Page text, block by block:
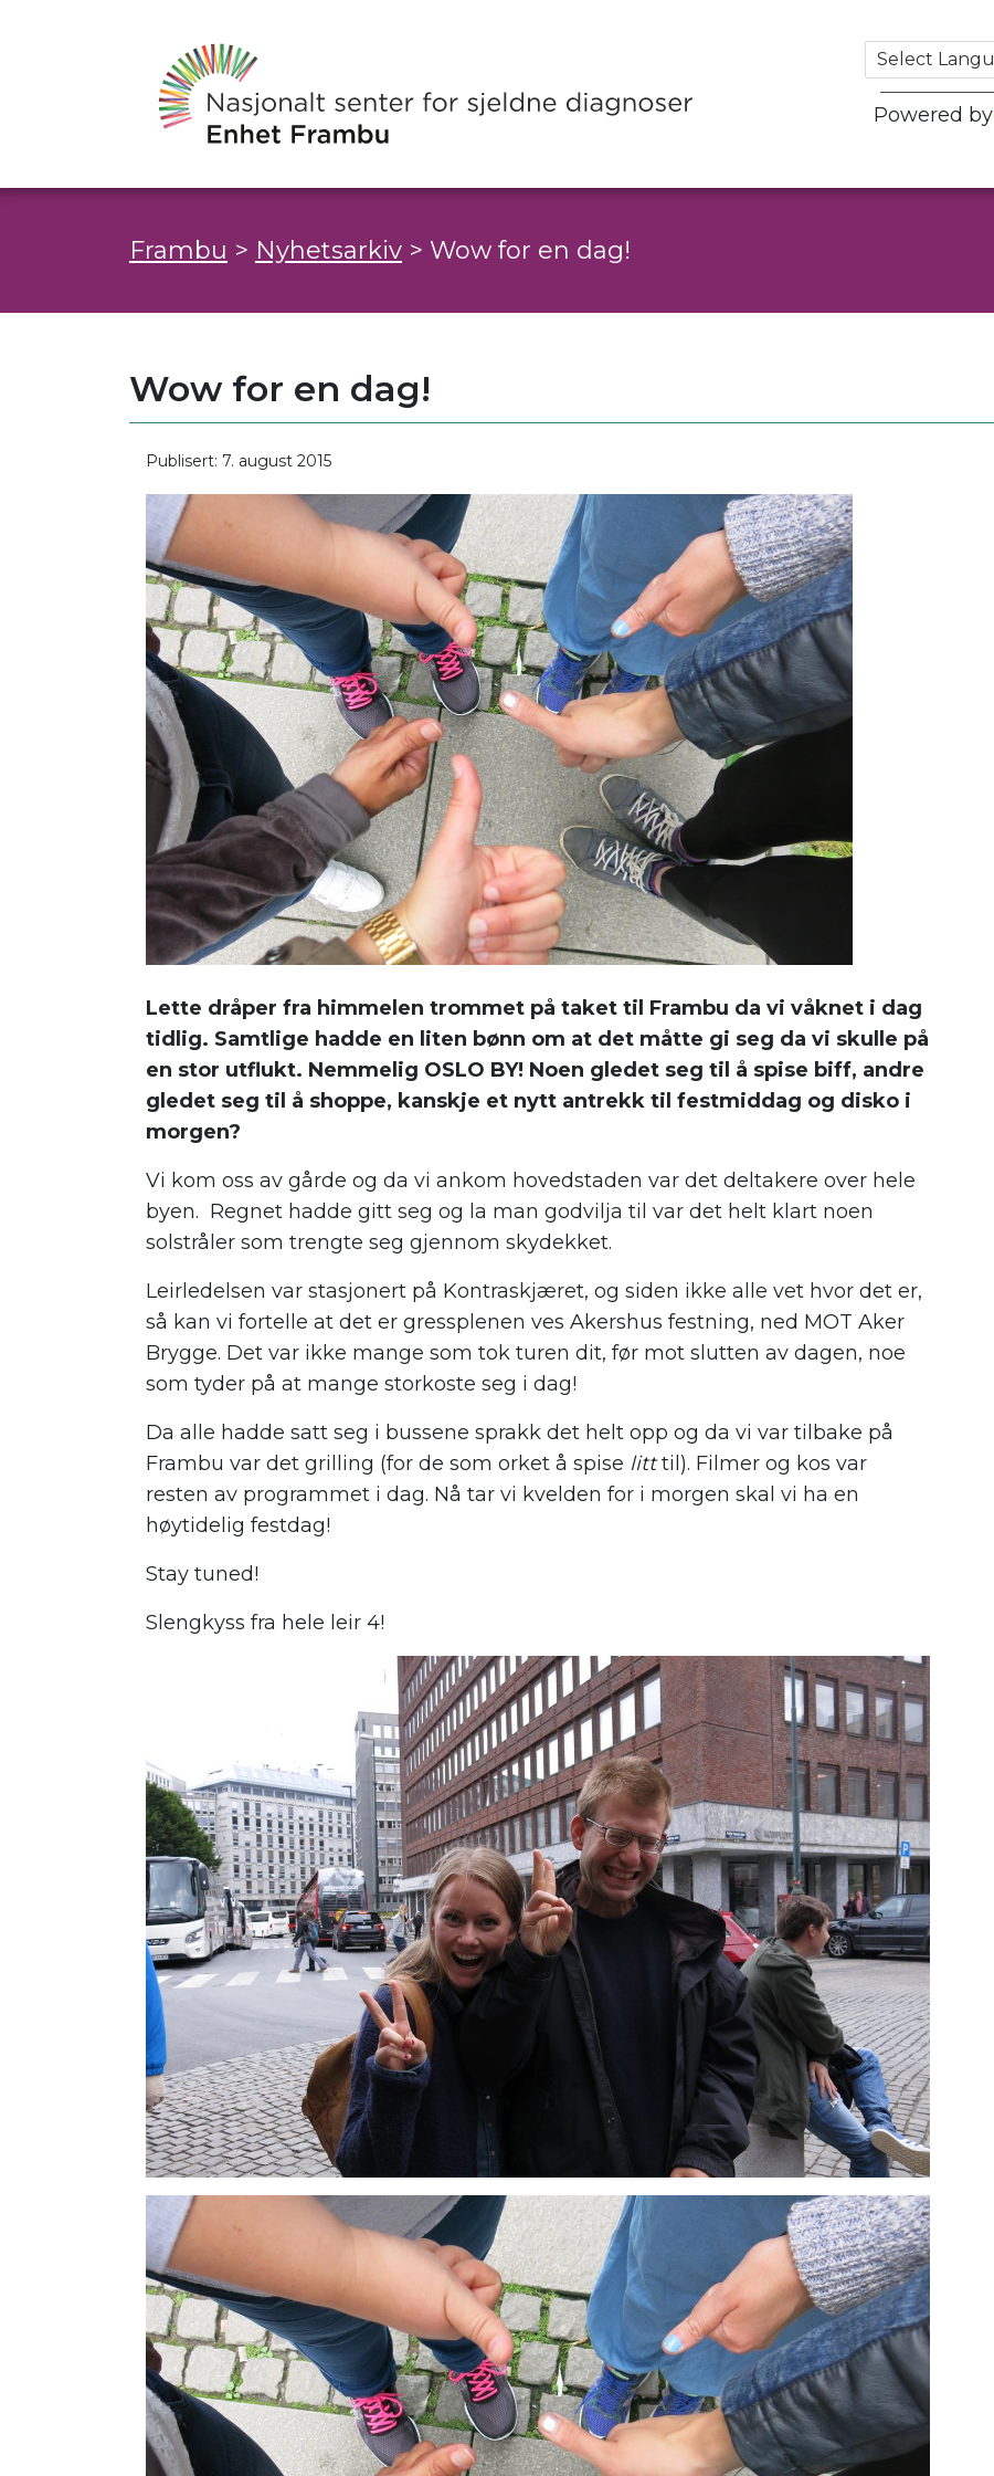
Powered by
Frambu > Nyhetsarkiv > Wow for en dag!
Wow for en dag!
Publisert: 7. august 2015
Lette dråper fra himmelen trommet på taket til Frambu da vi våknet i dag
tidlig. Samtlige hadde en liten bønn om at det måtte gi seg da vi skulle på
en stor utflukt. Nemmelig OSLO BY! Noen gledet seg til å spise biff, andre
gledet seg til å shoppe, kanskje et nytt antrekk til festmiddag og disko i
morgen?
Vi kom oss av gårde og da vi ankom hovedstaden var det deltakere over hele
byen. Regnet hadde gitt seg og la man godvilja til var det helt klart noen
solstråler som trengte seg gjennom skydekket.
Leirledelsen var stasjonert på Kontraskjæret, og siden ikke alle vet hvor det er,
så kan vi fortelle at det er gressplenen ves Akershus festning, ned MOT Aker
Brygge. Det var ikke mange som tok turen dit, før mot slutten av dagen, noe
som tyder på at mange storkoste seg i dag!
Da alle hadde satt seg i bussene sprakk det helt opp og da vi var tilbake på
Frambu var det grilling (for de som orket å spise litttil). Filmer og kos var
resten av programmet i dag. Nå tar vi kvelden for i morgen skal vi ha en
høytidelig festdag!
Stay tuned!
Slengkyss fra hele leir 4!